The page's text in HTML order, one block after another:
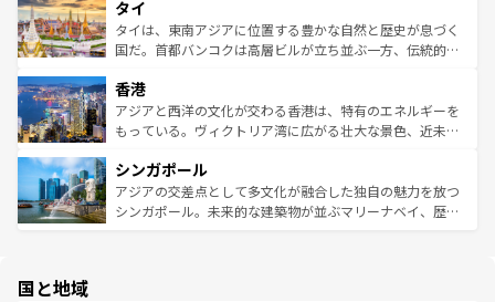
リティに包まれながら、韓国の多彩な魅力を心ゆくまで味
わってみてほしい。 なお、新着の韓国情報はコンテンツ一
覧を参照してほしい。
急速な発展と共に伝統が息づく。ハノイの古い町並みやホ
ーチミン市のフランス統治時代の建物も、独特の雰囲気を
醸し出している。また、バラエティの豊かさとおいしさで
とつ。フォーやバインミー、ベトナムコーヒーなどは、ぜ
ひ現地で味わいたい。どの地域を訪れてもあたたかい人々
が旅行者を迎えてくれるので、きっと忘れられない旅にな
参照してほしい。
タイ
タイは、東南アジアに位置する豊かな自然と歴史が息づく
国だ。首都バンコクは高層ビルが立ち並ぶ一方、伝統的な
の活気が交差している。北部ではチェンマイなどの山岳地
帯で自然と触れ合い、南部ではプーケットやクラビの美し
いビーチでリゾート気分を楽しむことができる。タイ料理
激する。気候は一年中温暖で、どの季節にも異なる楽しみ
が待っている。親しみやすいタイの人々、仏教を中心とし
た文化、そして多様な観光資源が、訪れる旅人を魅了し続
香港
アジアと西洋の文化が交わる香港は、特有のエネルギーを
もっている。ヴィクトリア湾に広がる壮大な景色、近未来
み、どこを訪れても感動するはず。観光スポットが密集し
ており、効率よく見どころを回れるのも魅力。息をのむよ
うな絶景から文化的な体験まで、香港を存分に楽しみ尽く
シンガポール
アジアの交差点として多文化が融合した独自の魅力を放つ
シンガポール。未来的な建築物が並ぶマリーナベイ、歴史
国と地域